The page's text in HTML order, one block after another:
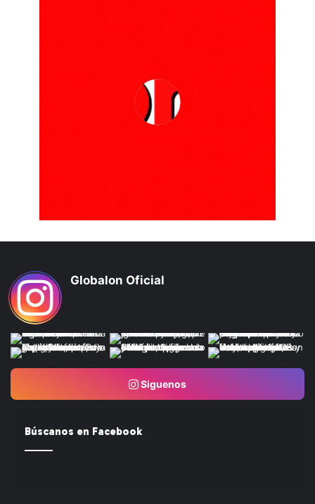
Globalon Oficial
Siguenos
Búscanos en Facebook